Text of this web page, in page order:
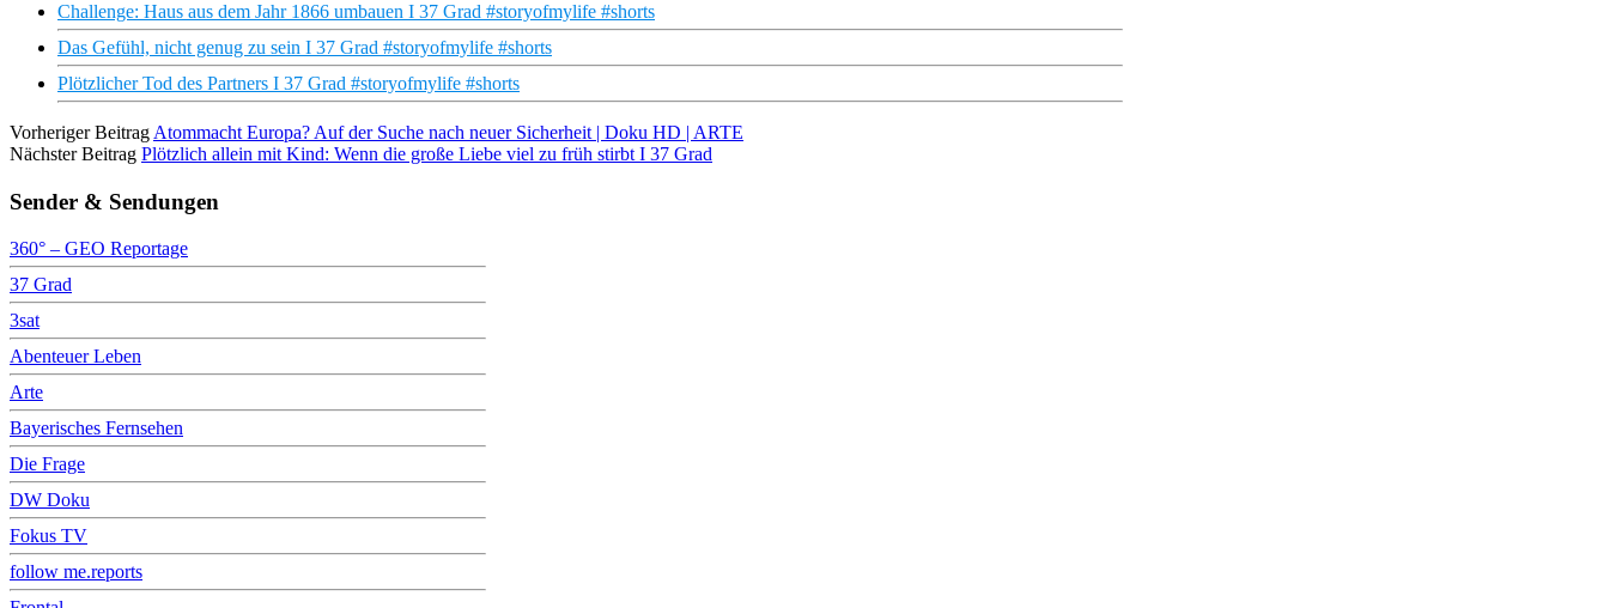
Challenge: Haus aus dem Jahr 1866 umbauen I 37 Grad #storyofmylife #shorts
Das Gefühl, nicht genug zu sein I 37 Grad #storyofmylife #shorts
Plötzlicher Tod des Partners I 37 Grad #storyofmylife #shorts
Vorheriger Beitrag Atommacht Europa? Auf der Suche nach neuer Sicherheit | Doku HD | ARTE
Nächster Beitrag Plötzlich allein mit Kind: Wenn die große Liebe viel zu früh stirbt I 37 Grad
Sender & Sendungen
360° – GEO Reportage
37 Grad
3sat
Abenteuer Leben
Arte
Bayerisches Fernsehen
Die Frage
DW Doku
Fokus TV
follow me.reports